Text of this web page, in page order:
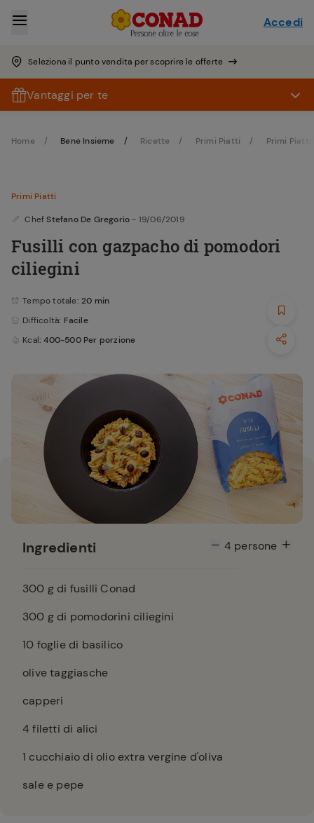
Seleziona il punto vendita per scoprire le offerte
Accedi
Vantaggi per te
Home Bene Insieme Ricette Primi Piatti Primi Piatti
Primi Piatti
Chef Stefano De Gregorio - 19/06/2019
Fusilli con gazpacho di pomodori
ciliegini
Tempo totale: 20 min
Difficoltà: Facile
Kcal: 400-500 Per porzione
Ingredienti 4persone
300 g di fusilli Conad
300 g di pomodorini ciliegini
10 foglie di basilico
olive taggiasche
capperi
4filetti di alici
1 cucchiaio di olio extra vergine d'oliva
sale e pepe